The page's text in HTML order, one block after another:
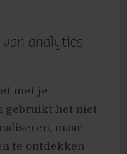
van analytics
met je
gebruikt het niet
maar
te ontdekken